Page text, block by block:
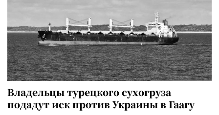
Владельцы турецкого сухогруза
подадут иск против Украины в Гаагу